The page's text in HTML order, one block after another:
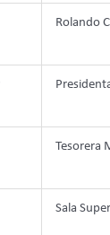
Rolando
Tesorera
Sala